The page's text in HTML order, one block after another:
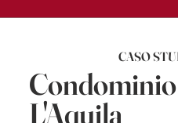
CASO
L'Aquila